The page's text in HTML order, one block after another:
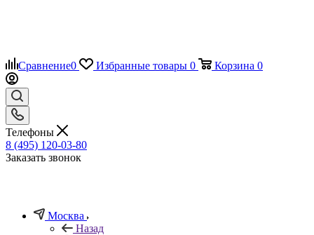
Сравнение0 Избранные товары 0 Корзина 0
Телефоны
8 (495) 120-03-80
Заказать звонок
Москва
Назад